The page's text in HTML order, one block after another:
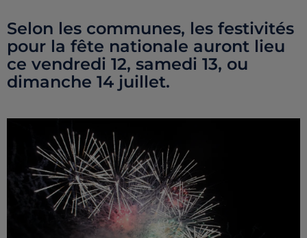
Selon les communes, les festivités
pour la fête nationale auront lieu
ce vendredi 12, samedi 13, ou
dimanche 14 juillet.